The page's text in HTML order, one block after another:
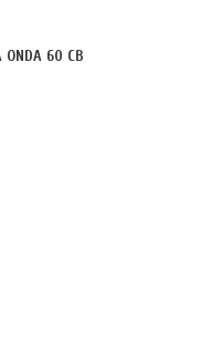
ONDA 60 СB